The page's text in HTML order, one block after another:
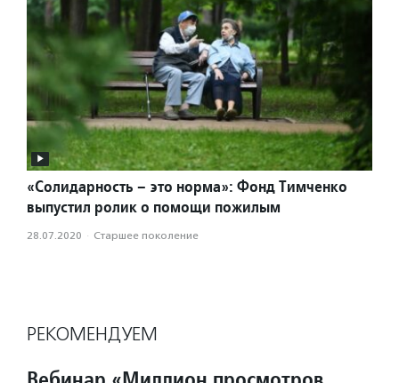
«Солидарность – это норма»: Фонд Тимченко
выпустил ролик о помощи пожилым
28.07.2020 · Старшее поколение
РЕКОМЕНДУЕМ